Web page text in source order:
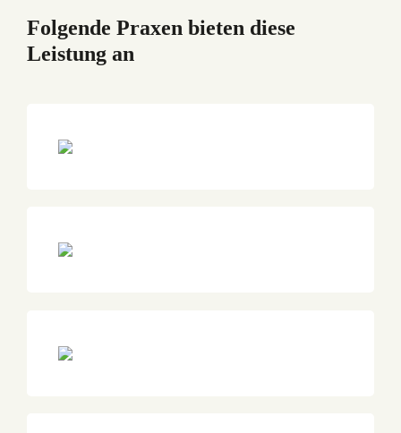
Folgende Praxen bieten diese
Leistung an